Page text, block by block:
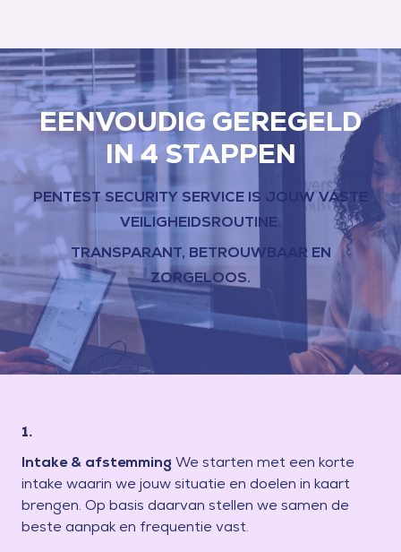
EENVOUDIG GEREGELD
IN 4 STAPPEN
PENTEST SECURITY SERVICE IS JOUW VASTE
VEILIGHEIDSROUTINE.
TRANSPARANT, BETROUWBAAR EN
ZORGELOOS.
1.
Intake & afstemming We starten met een korte
intake waarin we jouw situatie en doelen in kaart
brengen. Op basis daarvan stellen we samen de
beste aanpak en frequentie vast.